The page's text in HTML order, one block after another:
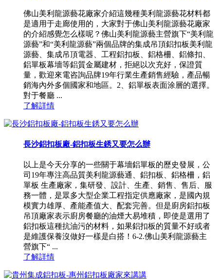
佛山美利龍源藝花廠家介紹這幾種美利龍源藝花材料都
是適用于走廊使用的，大家對于佛山美利龍源藝花廠家
的介紹感覺怎么樣呢？佛山美利龍源藝主營旗下“美利龍
源藝”和“美利龍源藝”兩個品牌的集成吊頂鋁扣板美利龍
源藝、集成吊頂電器、工程鋁扣板、鋁格柵、鋁條扣、
鋁單板幕墻等鋁質金屬建材，拒絕以次充好，保證質
量，歡迎來電咨詢品牌19年行業生產銷售經驗，產品暢
銷海內外多個國家和地區。2、鋁單板表面涂層的選擇。
對于餐廳 ...
了解詳情
長沙鋁扣板廠-鋁扣板生銹又要怎么辦
以上是今天分享的一些關于幕墻鋁單板的歷史發展，公
司19年專注高品質美利龍源藝通、鋁扣板、鋁格柵，鋁
單板 生產廠家，集研發、設計、生產、銷售、售后、服
務一體，是眾多大型企業工程指定供應廠家，是國內規
模實力雄厚、產能產值大、配套完善。但是廚房鋁扣板
吊頂廠家表示廚房餐廳的油煙大易堆積，即使是選用了
鋁扣板這種抗油污的材料，如果鋁扣板的質量不好或者
是維護保養沒做好一樣是白搭！6-2.佛山美利龍源藝主
營旗下“ ...
了解詳情